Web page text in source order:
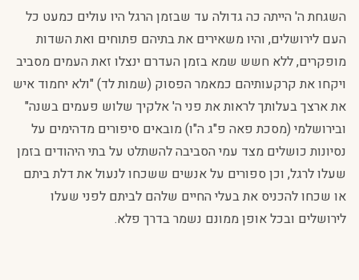
השגחת ה' הייתה כה גדולה עד שבזמן הרגל היו עולים כמעט כל
העם לירושלים, והיו משאירים את בתיהם פתוחים ואת השדות
מופקרים, ללא חשש שמא בזמן העדרם ינצלו זאת העמים מסביב
ויקחו את קרקעותיהם כמאמר הפסוק (שמות לד) "ולא יחמוד איש
את ארצך בעלותך לראות את פני ה' אלקיך שלוש פעמים בשנה"
ובירושלמי (מסכת פאה פ"ג ה"ו) מובאים סיפורים מדהימים על
נסיונות כושלים מצד עמי הסביבה להשתלט על בתי היהודים בזמן
שעלו לרגל, וכן ספורים על אנשים ששכחו לנעול את דלת ביתם
או שכחו להכניס את בעלי החיים שלהם לביתם לפני שעלו
לירושלים ובכל אופן ממונם נשמר בדרך פלא.